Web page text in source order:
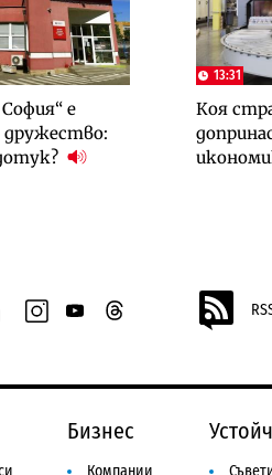
e
дружество:
13:31
Коя
instagram
youtubethreads
Бизнес